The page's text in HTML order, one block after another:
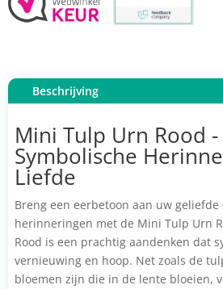
Beschrijving
Mini Tulp Urn Rood -
Symbolische
Liefde
Breng een eerbetoon aan uw
herinneringen met de Mini Tulp Urn
Rood is een prachtig aandenken dat
vernieuwing en hoop. Net zoals de
bloemen zijn die in de lente bloeien,